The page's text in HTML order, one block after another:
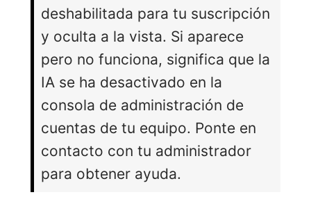
deshabilitada para tu suscripción
y oculta a la vista. Si aparece
pero no funciona, significa que la
IA se ha desactivado en la
consola de administración de
cuentas de tu equipo. Ponte en
contacto con tu administrador
para obtener ayuda.